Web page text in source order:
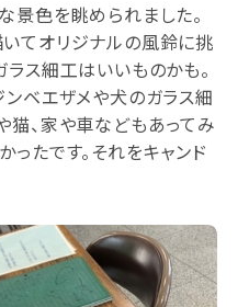
景色を眺められました。
てオリジナルの風鈴に挑
ス細工はいいものかも。
ンベエザメや犬のガラス細
猫、家や車などもあってみ
たです。それをキャンド